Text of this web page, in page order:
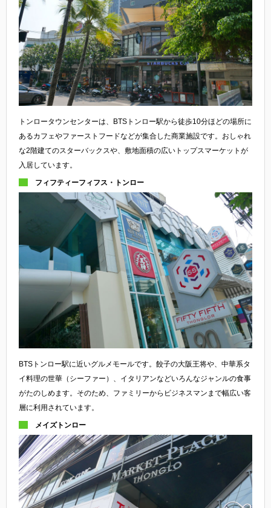
トンロータウンセンターは、BTSトンロー駅から徒歩10分ほどの場所に
あるカフェやファーストフードなどが集合した商業施設です。おしゃれ
な2階建てのスターバックスや、敷地面積の広いトップスマーケットが
入居しています。
フィフティーフィフス・トンロー
BTSトンロー駅に近いグルメモールです。餃子の大阪王将や、中華系タ
イ料理の世華（シーファー）、イタリアンなどいろんなジャンルの食事
がたのしめます。そのため、ファミリーからビジネスマンまで幅広い客
層に利用されています。
メイズトンロー